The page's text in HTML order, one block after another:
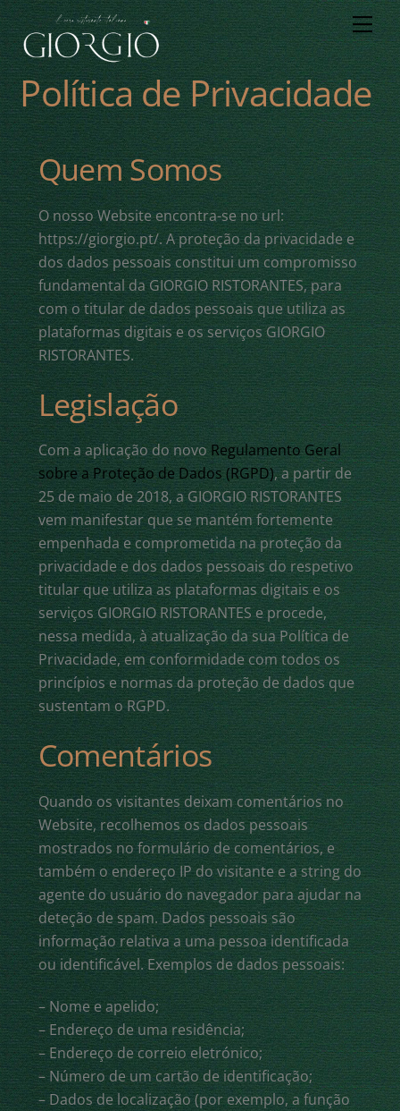
Skip
to
content
Política de Privacidade
Quem Somos
O nosso Website encontra-se no url:
https://giorgio.pt/. A proteção da privacidade e
dos dados pessoais constitui um compromisso
fundamental da GIORGIO RISTORANTES, para
com o titular de dados pessoais que utiliza as
plataformas digitais e os serviços GIORGIO
RISTORANTES.
Legislação
Com a aplicação do novo Regulamento Geral
sobre a Proteção de Dados (RGPD), a partir de
25 de maio de 2018, a GIORGIO RISTORANTES
vem manifestar que se mantém fortemente
empenhada e comprometida na proteção da
privacidade e dos dados pessoais do respetivo
titular que utiliza as plataformas digitais e os
serviços GIORGIO RISTORANTES e procede,
nessa medida, à atualização da sua Política de
Privacidade, em conformidade com todos os
princípios e normas da proteção de dados que
sustentam o RGPD.
Comentários
Quando os visitantes deixam comentários no
Website, recolhemos os dados pessoais
mostrados no formulário de comentários, e
também o endereço IP do visitante e a string do
agente do usuário do navegador para ajudar na
deteçãode spam. Dados pessoais são
informação relativa a uma pessoa identificada
ou identificável. Exemplos de dados pessoais:
– Nome e apelido;
– Endereço de uma residência;
– Endereço de correio eletrónico;
– Número de um cartão de identificação;
– Dados de localização (por exemplo, a função